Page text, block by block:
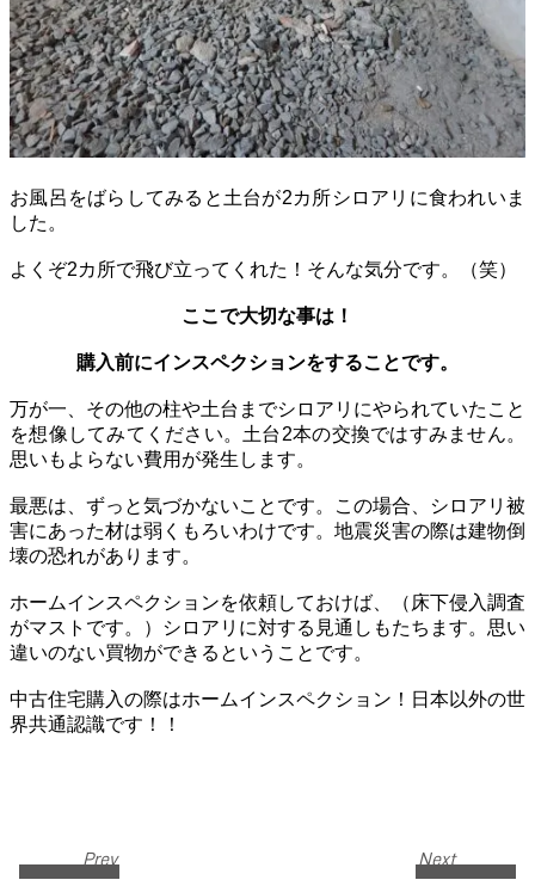
お風呂をばらしてみると土台が2カ所シロアリに食われいま
した。
よくぞ2カ所で飛び立ってくれた！そんな気分です。（笑）
ここで大切な事は！
購入前にインスペクションをすることです。
万が一、その他の柱や土台までシロアリにやられていたこと
を想像してみてください。土台2本の交換ではすみません。
思いもよらない費用が発生します。
最悪は、ずっと気づかないことです。この場合、シロアリ被
害にあった材は弱くもろいわけです。地震災害の際は建物倒
壊の恐れがあります。
ホームインスペクションを依頼しておけば、（床下侵入調査
がマストです。）シロアリに対する見通しもたちます。思い
違いのない買物ができるということです。
中古住宅購入の際はホームインスペクション！日本以外の世
界共通認識です！！
Prev Next